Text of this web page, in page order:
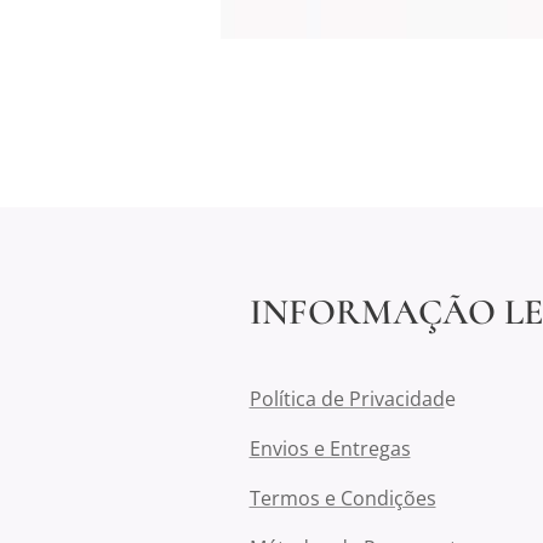
INFORMAÇÃO
Política de Privacidade
Envios e Entregas
Termos e Condições